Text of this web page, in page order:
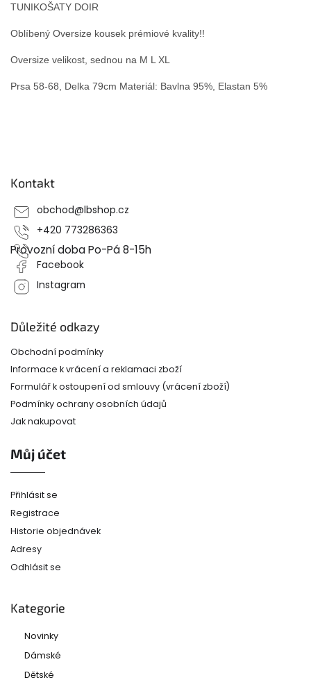
TUNIKOŠATY DOIR
Oblíbený Oversize kousek prémiové kvality!!
Oversize velikost, sednou na M L XL
Prsa 58-68, Delka 79cm Materiál: Bavlna 95%, Elastan 5%
Kontakt
obchod@lbshop.cz
+420 773286363
Provozní doba Po-Pá 8-15h
Facebook
Instagram
Důležité odkazy
Obchodní podmínky
Informace k vrácení a reklamaci zboží
Formulář k ostoupení od smlouvy (vrácení zboží)
Podmínky ochrany osobních údajů
Jak nakupovat
Můj účet
Přihlásit se
Registrace
Historie objednávek
Adresy
Odhlásit se
Kategorie
Novinky
Dámské
Dětské